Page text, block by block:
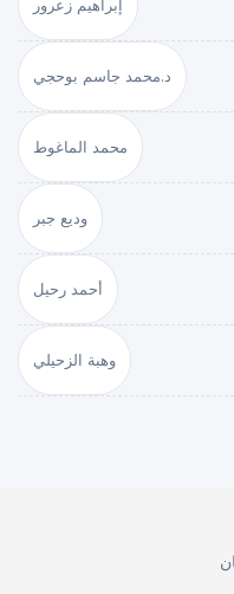
إبراهيم زعرور
د.محمد جاسم بوحجي
محمد الماغوط
وديع جبر
أحمد رحيل
وهبة الزحيلي